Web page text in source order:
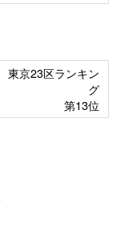
東京23区ランキン
グ
第13位